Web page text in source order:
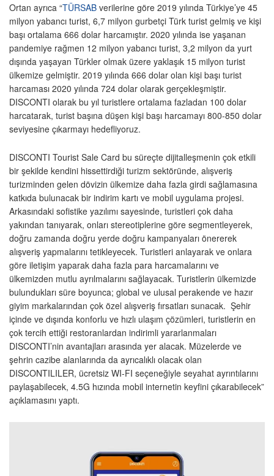
Ortan ayrıca “TÜRSAB verilerine göre 2019 yılında Türkiye’ye 45
milyon yabancı turist, 6,7 milyon gurbetçi Türk turist gelmiş ve kişi
başı ortalama 666 dolar harcamıştır. 2020 yılında ise yaşanan
pandemiye rağmen 12 milyon yabancı turist, 3,2 milyon da yurt
dışında yaşayan Türkler olmak üzere yaklaşık 15 milyon turist
ülkemize gelmiştir. 2019 yılında 666 dolar olan kişi başı turist
harcaması 2020 yılında 724 dolar olarak gerçekleşmiştir.
DISCONTI olarak bu yıl turistlere ortalama fazladan 100 dolar
harcatarak, turist başına düşen kişi başı harcamayı 800-850 dolar
seviyesine çıkarmayı hedefliyoruz.
DISCONTI Tourist Sale Card bu süreçte dijitalleşmenin çok etkili
bir şekilde kendini hissettirdiği turizm sektöründe, alışveriş
turizminden gelen dövizin ülkemize daha fazla girdi sağlamasına
katkıda bulunacak bir indirim kartı ve mobil uygulama projesi.
Arkasındaki sofistike yazılımı sayesinde, turistleri çok daha
yakından tanıyarak, onları stereotiplerine göre segmentleyerek,
doğru zamanda doğru yerde doğru kampanyaları önererek
alışveriş yapmalarını tetikleyecek. Turistleri anlayarak ve onlara
göre iletişim yaparak daha fazla para harcamalarını ve
ülkemizden mutlu ayrılmalarını sağlayacak. Turistlerin ülkemizde
bulundukları süre boyunca; global ve ulusal perakende ve hazır
giyim markalarından çok özel alışveriş fırsatları sunacak. Şehir
içinde ve dışında konforlu ve hızlı ulaşım çözümleri, turistlerin en
çok tercih ettiği restoranlardan indirimli yararlanmaları
DISCONTI’nin avantajları arasında yer alacak. Müzelerde ve
şehrin cazibe alanlarında da ayrıcalıklı olacak olan
DISCONTILILER, ücretsiz WI-FI seçeneğiyle seyahat ayrıntılarını
paylaşabilecek, 4.5G hızında mobil internetin keyfini çıkarabilecek”
açıklamasını yaptı.